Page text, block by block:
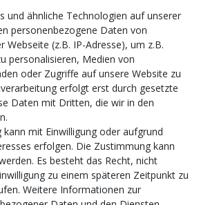
und ähnliche Technologien auf unserer
personenbezogene Daten von
Webseite (z.B. IP-Adresse), um z.B.
personalisieren, Medien von
oder Zugriffe auf unsere Website zu
erfolgt erst durch gesetzte
Daten mit Dritten, die wir in den
mit Einwilligung oder aufgrund
erfolgen. Die Zustimmung kann
Es besteht das Recht, nicht
zu einem späteren Zeitpunkt zu
Weitere Informationen zur